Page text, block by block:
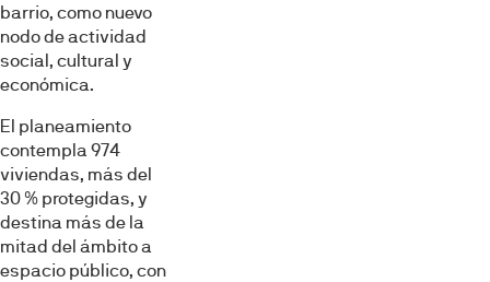
barrio, como nuevo
nodo de actividad
social, cultural y
económica.
El planeamiento
contempla 974
viviendas, más del
30 % protegidas, y
destina más de la
mitad del ámbito a
espacio público, con